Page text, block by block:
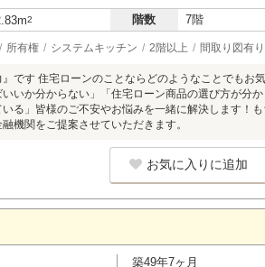
2 階数 7階
所有権 システムキッチン 2階以上 間取り図有り
です 住宅ローンのことならどのようなことでもお
いか分からない」「住宅ローン商品の選び方が分
る」皆様のご不安やお悩みを一緒に解決します！
機関をご提案させていただきます。
お気に入りに追加
築49年7ヶ月